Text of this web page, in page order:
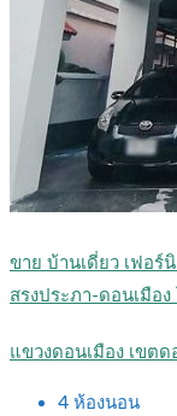
ขาย บ้านเดี่ยว เฟอร์
สรงประภา-ดอนเมือ
แขวงดอนเมือง เขต
4 ห้องนอน